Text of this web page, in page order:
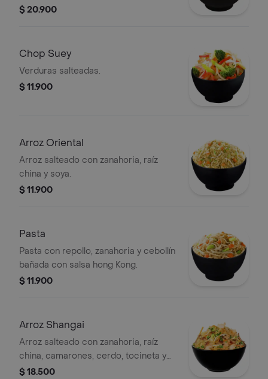
$ 20.900
Chop Suey
Verduras salteadas.
$ 11.900
Arroz Oriental
Arroz salteado con zanahoria, raíz
china y soya.
$ 11.900
Pasta
Pasta con repollo, zanahoria y cebollín
bañada con salsa hong Kong.
$ 11.900
Arroz Shangai
Arroz salteado con zanahoria, raíz
china, camarones, cerdo, tocineta y
soya.
$ 18.500